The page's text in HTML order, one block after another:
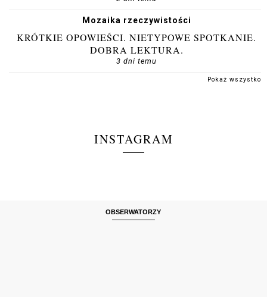
Mozaika rzeczywistości
KRÓTKIE OPOWIEŚCI. NIETYPOWE SPOTKANIE.
DOBRA LEKTURA.
3 dni temu
Pokaż wszystko
INSTAGRAM
OBSERWATORZY